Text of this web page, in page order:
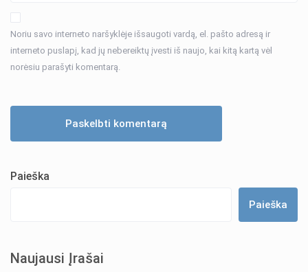
Noriu savo interneto naršyklėje išsaugoti vardą, el. pašto adresą ir
interneto puslapį, kad jų nebereiktų įvesti iš naujo, kai kitą kartą vėl
norėsiu parašyti komentarą.
Paieška
Paieška
Naujausi Įrašai